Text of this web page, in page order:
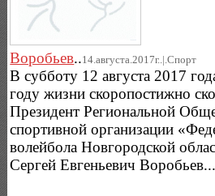
Воробьев..14.августа.2017г..|.Спорт
В субботу 12 августа 2017
году жизни скоропостижно
Президент Региональной
спортивной организации
волейбола Новгородской
Сергей Евгеньевич